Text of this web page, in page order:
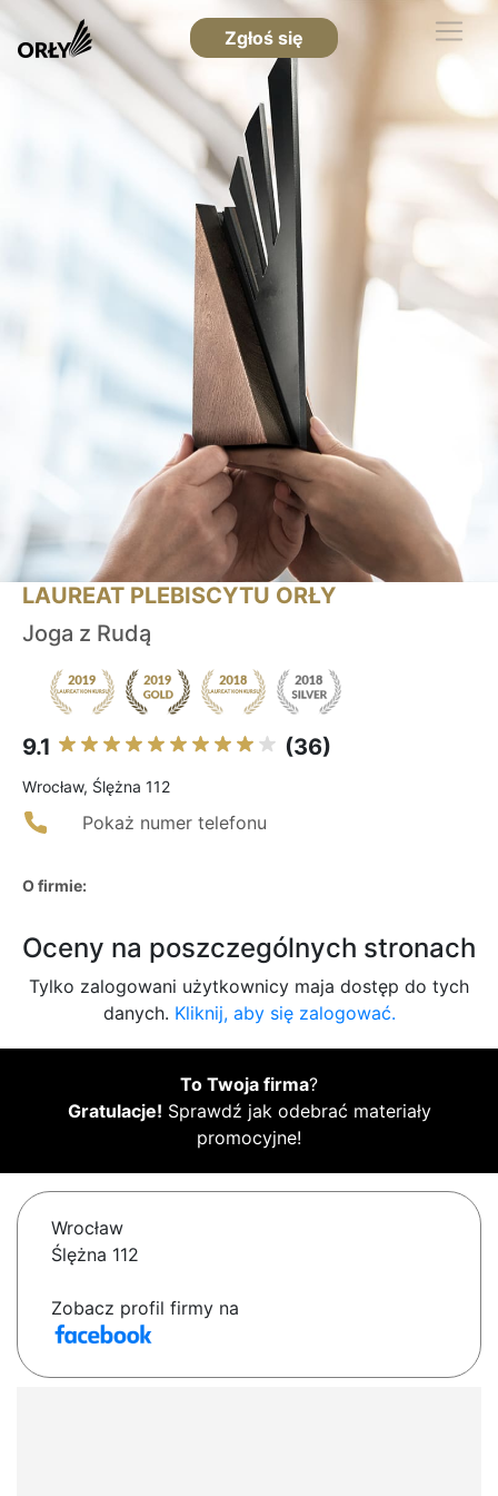
Zgłoś się
LAUREAT PLEBISCYTU ORŁY
Joga z Rudą
9.1 (36)
Wrocław, Ślężna 112
Pokaż numer telefonu
O firmie:
Oceny na poszczególnych stronach
Tylko zalogowani użytkownicy maja dostęp do tych
danych. Kliknij, aby się zalogować.
To Twoja firma?
Gratulacje! Sprawdź jak odebrać materiały
promocyjne!
Wrocław
Ślężna 112
Zobacz profil firmy na